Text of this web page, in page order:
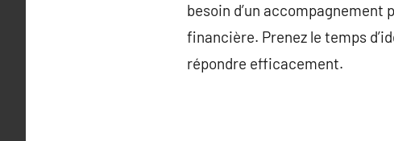
besoin d’un
financière. Prenez le temps
répondre efficacement.